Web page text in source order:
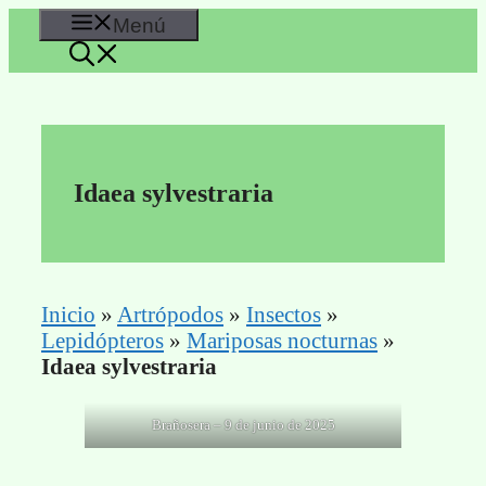
Saltar
contenido
Menú
Idaea sylvestraria
Inicio » Artrópodos » Insectos »
Lepidópteros » Mariposas nocturnas »
Idaea sylvestraria
Brañosera – 9 de junio de 2025